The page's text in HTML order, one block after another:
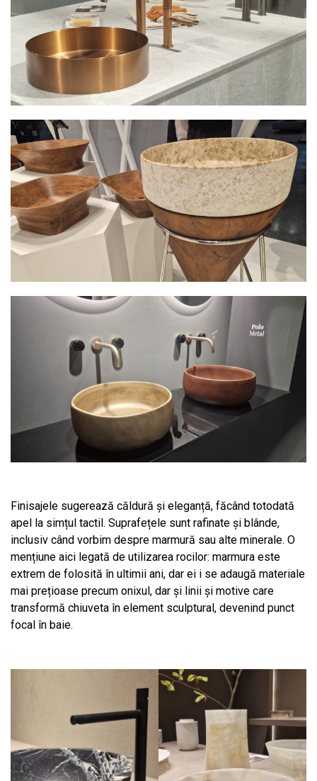
Finisajele sugerează căldură și eleganță, făcând totodată
apel la simțul tactil. Suprafețele sunt rafinate și blânde,
inclusiv când vorbim despre marmură sau alte minerale. O
mențiune aici legată de utilizarea rocilor: marmura este
extrem de folosită în ultimii ani, dar ei i se adaugă materiale
mai prețioase precum onixul, dar și linii și motive care
transformă chiuveta în element sculptural, devenind punct
focal în baie.